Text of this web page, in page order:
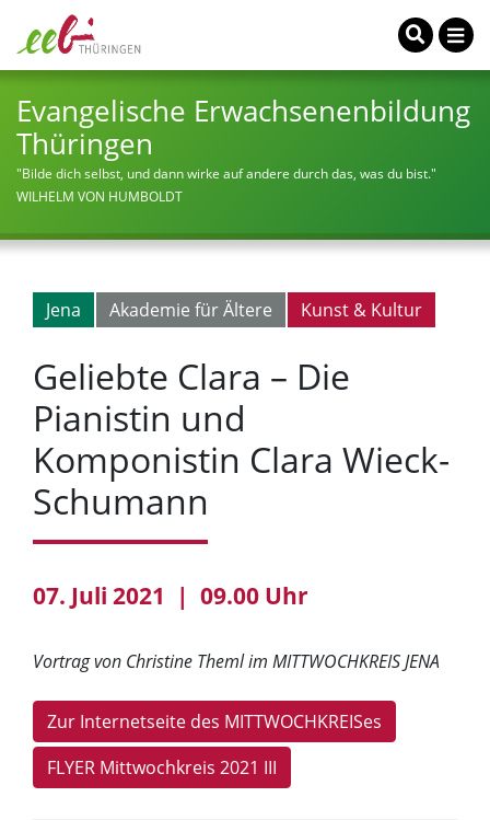
Evangelische Erwachsenenbildung
Thüringen
"Bilde dich selbst, und dann wirke auf andere durch das, was du bist."
WILHELM VON HUMBOLDT
Jena Akademie für Ältere Kunst & Kultur
Geliebte Clara – Die
Pianistin und
Komponistin Clara Wieck-
Schumann
07. Juli 2021 | 09.00 Uhr
Vortrag von Christine Theml im MITTWOCHKREIS JENA
Zur Internetseite des MITTWOCHKREISes
FLYER Mittwochkreis 2021 III